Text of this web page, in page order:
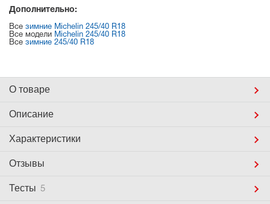
Дополнительно:
Все зимние Michelin 245/40 R18
Все модели Michelin 245/40 R18
Все зимние 245/40 R18
О товаре
Описание
Характеристики
Отзывы
Тесты 5